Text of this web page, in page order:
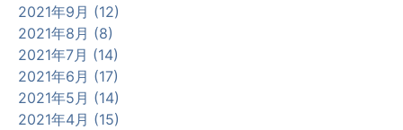
2021年9月 (12)
2021年8月 (8)
2021年7月 (14)
2021年6月 (17)
2021年5月 (14)
2021年4月 (15)